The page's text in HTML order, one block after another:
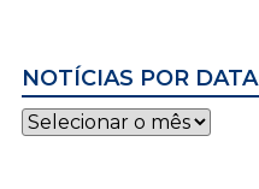
NOTÍCIAS POR DATA
Notícias
por